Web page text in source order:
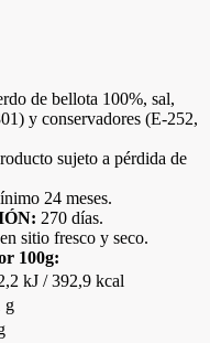
de bellota 100%, sal,
y conservadores (E-252,
sujeto a pérdida de
24 meses.
270 días.
sitio fresco y seco.
100g:
kJ / 392,9 kcal
g